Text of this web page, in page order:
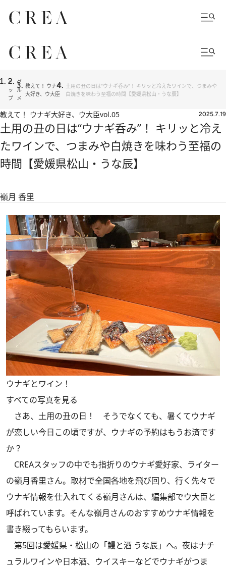
ト
ッ
プ
グ
ル
メ
教えて！ ウナギ
大好き、ウ大臣
土用の丑の日は“ウナギ呑み”！ キリッと冷えたワインで、つまみや
白焼きを味わう至福の時間【愛媛県松山・うな辰】
教えて！ ウナギ大好き、ウ大臣vol.05 2025.7.19
土用の丑の日は“ウナギ呑み”！ キリッと冷え
たワインで、つまみや白焼きを味わう至福の
時間【愛媛県松山・うな辰】
嶺月 香里
ウナギとワイン！
すべての写真を見る
さあ、土用の丑の日！ そうでなくても、暑くてウナギ
が恋しい今日この頃ですが、ウナギの予約はもうお済です
か？
CREAスタッフの中でも指折りのウナギ愛好家、ライター
の嶺月香里さん。取材で全国各地を飛び回り、行く先々で
ウナギ情報を仕入れてくる嶺月さんは、編集部でウ大臣と
呼ばれています。そんな嶺月さんのおすすめウナギ情報を
書き綴ってもらいます。
第5回は愛媛県・松山の「鰻と酒 うな辰」へ。夜はナチ
ュラルワインや日本酒、ウイスキーなどでウナギがつま